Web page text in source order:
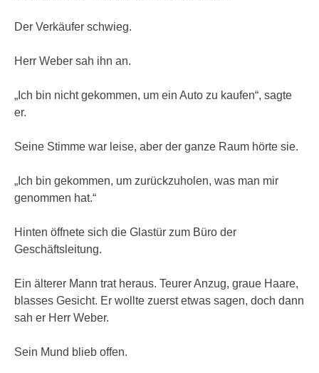
Der Verkäufer schwieg.
Herr Weber sah ihn an.
„Ich bin nicht gekommen, um ein Auto zu kaufen“, sagte
er.
Seine Stimme war leise, aber der ganze Raum hörte sie.
„Ich bin gekommen, um zurückzuholen, was man mir
genommen hat.“
Hinten öffnete sich die Glastür zum Büro der
Geschäftsleitung.
Ein älterer Mann trat heraus. Teurer Anzug, graue Haare,
blasses Gesicht. Er wollte zuerst etwas sagen, doch dann
sah er Herr Weber.
Sein Mund blieb offen.